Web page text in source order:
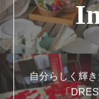
自分らしく輝
「